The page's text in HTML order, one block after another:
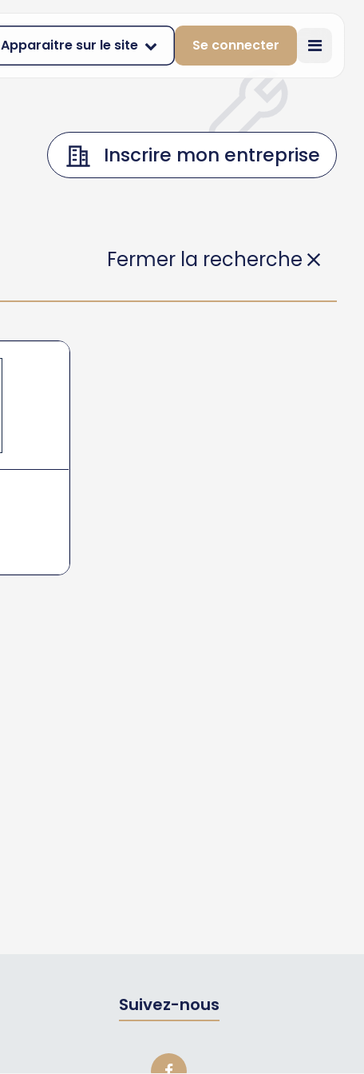
Apparaitre sur le site Se connecter
Inscrire mon entreprise
Fermer la recherche
Suivez-nous